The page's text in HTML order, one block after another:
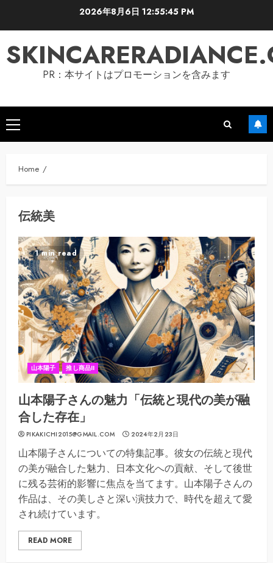
2026年8月6日 12:55:46 PM
PR：本サイトはプロモーションを含みます
Primary
Menu
Home
伝統美
1 min read
山本陽子 推し商品II
山本陽子さんの魅力「伝統と現代の美が融
合した存在」
PIKAKICHI2015@GMAIL.COM 2024年2月23日
山本陽子さんについての特集記事。彼女の伝統と現代
の美が融合した魅力、日本文化への貢献、そして後世
に残る芸術的影響に焦点を当てます。山本陽子さんの
作品は、その美しさと深い演技力で、時代を超えて愛
され続けています。
READ MORE